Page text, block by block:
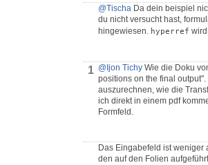
@Tischa Da dein beispiel
du nicht versucht hast,
hingewiesen. hyperref
1 @Ijon Tichy Wie die Doku
positions on the final
auszurechnen, wie die
ich direkt in einem pdf
Formfeld.
Das Eingabefeld ist weniger
den auf den Folien